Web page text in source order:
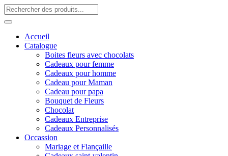
Accueil
Catalogue
Boites fleurs avec chocolats
Cadeaux pour femme
Cadeaux pour homme
Cadeau pour Maman
Cadeau pour papa
Bouquet de Fleurs
Chocolat
Cadeaux Entreprise
Cadeaux Personnalisés
Occassion
Mariage et Fiançaille